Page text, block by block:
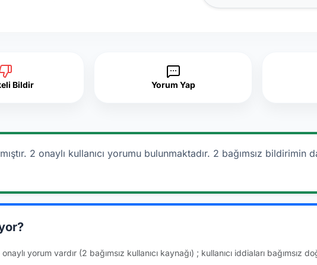
Bildir Yorum Yap
2 onaylı kullanıcı yorumu bulunmaktadır. 2 bağımsız bildirimin
onaylı yorum vardır (2 bağımsız kullanıcı kaynağı) ; kullanıcı iddiaları bağımsız